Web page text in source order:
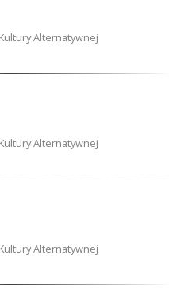
Alternatywnej
Alternatywnej
Alternatywnej